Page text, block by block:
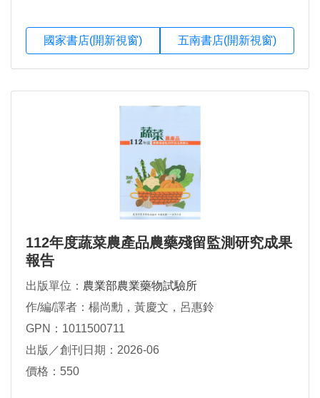
國家書店(開新視窗) 五南書店(開新視窗)
112年度蔬菜農產品農藥殘留監測研究成果
報告
出版單位： 農業部農業藥物試驗所
作/編/譯者：楊尚勳，黃慶文，呂惠鈴
GPN：1011500711
出版／創刊日期：2026-06
價格：550